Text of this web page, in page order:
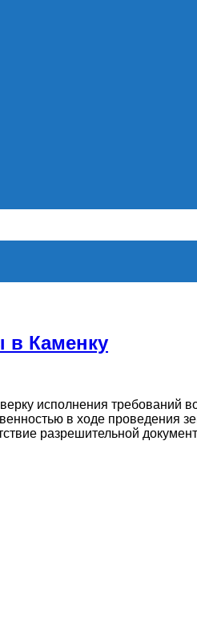
в Каменку
исполнения требований
в ходе проведения
разрешительной